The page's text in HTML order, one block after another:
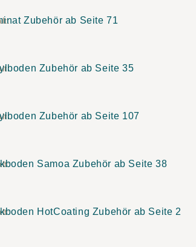
Zubehör ab Seite 71
Zubehör ab Seite 35
Zubehör ab Seite 107
Samoa Zubehör ab Seite 38
HotCoating Zubehör ab Seite 2